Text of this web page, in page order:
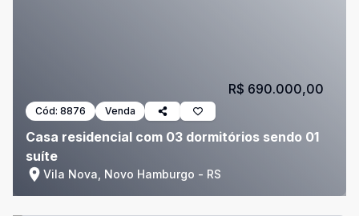
Cód: 8876 Venda
Casa residencial com 03 dormitórios sendo 01
suíte
Vila Nova, Novo Hamburgo - RS
R$ 690.000,00